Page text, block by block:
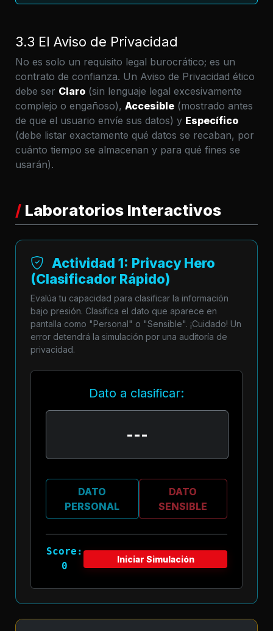
3.3 El Aviso de Privacidad
No es solo un requisito legal burocrático; es un
contrato de confianza. Un Aviso de Privacidad ético
debe ser Claro (sin lenguaje legal excesivamente
complejo o engañoso), Accesible (mostrado antes
de que el usuario envíe sus datos) y Específico
(debe listar exactamente qué datos se recaban, por
cuánto tiempo se almacenan y para qué fines se
usarán).
/ Laboratorios Interactivos
Actividad 1: Privacy Hero
(Clasificador Rápido)
Evalúa tu capacidad para clasificar la información
bajo presión. Clasifica el dato que aparece en
pantalla como "Personal" o "Sensible". ¡Cuidado! Un
error detendrá la simulación por una auditoría de
privacidad.
Dato a clasificar:
---
DATO
PERSONAL
DATO
SENSIBLE
Score:
0
Iniciar Simulación